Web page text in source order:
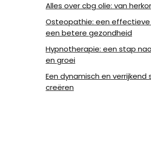
Alles over cbg olie: van
Osteopathie: een
een betere gezondheid
Hypnotherapie: een stap
en groei
Een dynamisch en verrijkend
creëren